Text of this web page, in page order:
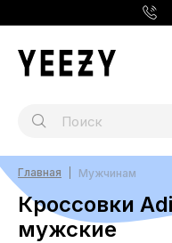
Главная Мужчинам
Кроссовки
мужские